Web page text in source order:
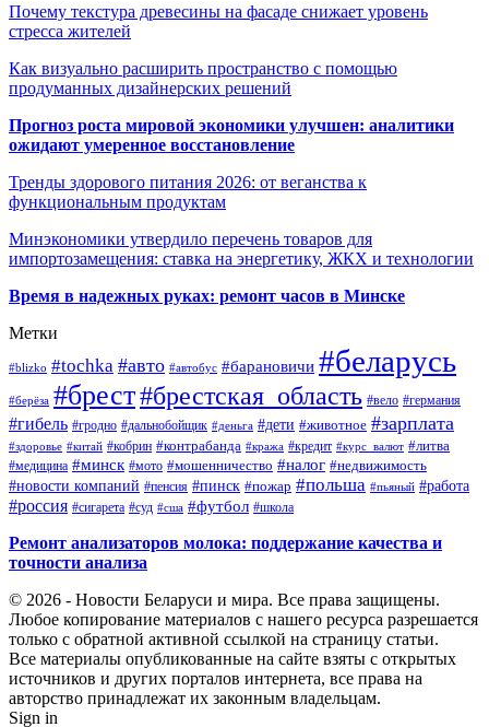
Почему текстура древесины на фасаде снижает уровень
стресса жителей
Как визуально расширить пространство с помощью
продуманных дизайнерских решений
Прогноз роста мировой экономики улучшен: аналитики
ожидают умеренное восстановление
Тренды здорового питания 2026: от веганства к
функциональным продуктам
Минэкономики утвердило перечень товаров для
импортозамещения: ставка на энергетику, ЖКХ и технологии
Время в надежных руках: ремонт часов в Минске
Метки
#blizko #tochka #авто #автобус #барановичи #беларусь
#берёза #брест#брестская_область #вело #германия
#гибель #гродно #дальнобойщик #деньга #дети #животное #зарплата
#здоровье #китай #кобрин #контрабанда #кража #кредит #курс_валют #литва
#медицина #минск #мото #мошенничество #налог #недвижимость
#новости компаний #пенсия #пинск #пожар #польша #пьяный #работа
#россия #сигарета #суд #сша #футбол #школа
Ремонт анализаторов молока: поддержание качества и
точности анализа
© 2026 - Новости Беларуси и мира. Все права защищены.
Любое копирование материалов с нашего ресурса разрешается
только с обратной активной ссылкой на страницу статьи.
Все материалы опубликованные на сайте взяты с открытых
источников и других порталов интернета, все права на
авторство принадлежат их законным владельцам.
Sign in